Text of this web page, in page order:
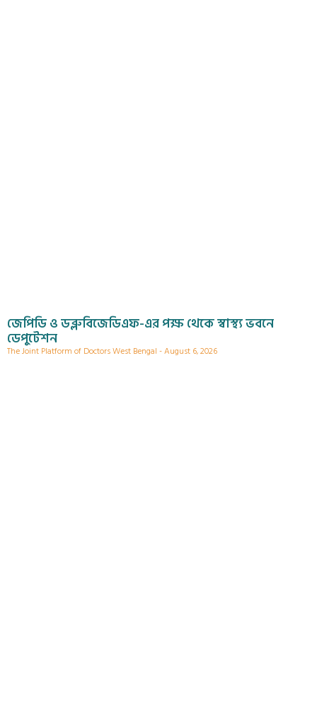
জেপিডি ও ডব্লুবিজেডিএফ-এর পক্ষ থেকে স্বাস্থ্য ভবনে
ডেপুটেশন
The Joint Platform of Doctors West Bengal August 6, 2026